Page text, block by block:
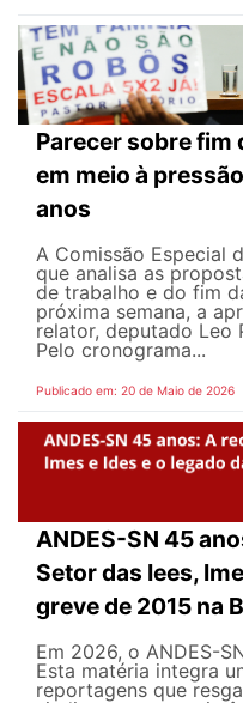
Parecer sobre fim
em meio à
anos
A Comissão Especial
que analisa as
de trabalho e do fim
próxima semana, a
relator, deputado Leo
Pelo cronograma...
Publicado em: 20 de Maio de 2026
ANDES-SN 45
Setor das Iees,
greve de 2015 na
Em 2026, o ANDES-
Esta matéria integra
reportagens que